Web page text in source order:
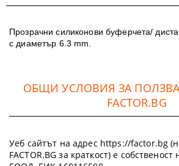
Прозрачни силиконови буферчета/
с диаметър 6.3 mm.
ОБЩИ УСЛОВИЯ ЗА
FACTOR.BG
Уеб сайтът на адрес https://factor.bg
FACTOR.BG за краткост) е